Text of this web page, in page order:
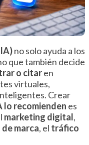
no solo ayuda a los
que también decide
o citaren
virtuales,
Crear
lo recomienden es
marketing digital,
marca, el tráfico